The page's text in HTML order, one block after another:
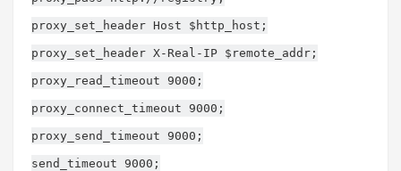
proxy_set_header Host $http_host;
proxy_set_header X-Real-IP $remote_addr;
proxy_read_timeout 9000;
proxy_connect_timeout 9000;
proxy_send_timeout 9000;
send_timeout 9000;